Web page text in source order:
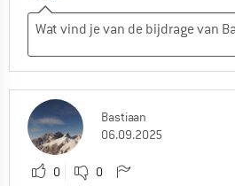
Bastiaan
06.09.2025
0 0